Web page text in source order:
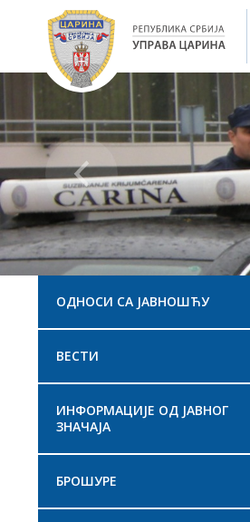
Управа царина
ОДНОСИ СА ЈАВНОШЋУ
ВЕСТИ
ИНФОРМАЦИЈЕ ОД ЈАВНОГ
ЗНАЧАЈА
БРОШУРЕ